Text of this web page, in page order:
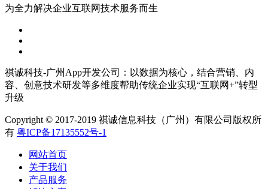
为全力解决企业互联网技术服务而生
祺诚科技-广州App开发公司：以数据为核心，结合营销、内
容、创意技术研发等多维度帮助传统企业实现“互联网+”转型
升级
Copyright © 2017-2019 祺诚信息科技（广州）有限公司版权所
有 粤ICP备17135552号-1
网站首页
关于我们
产品服务